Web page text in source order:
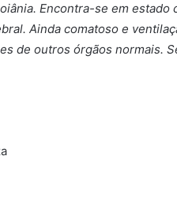
Encontra-se em
Ainda comatoso e
de outros órgãos normais.